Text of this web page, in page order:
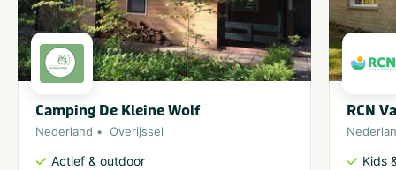
Camping De Kleine Wolf
Nederland Overijssel
Actief & outdoor
RCN
Kids